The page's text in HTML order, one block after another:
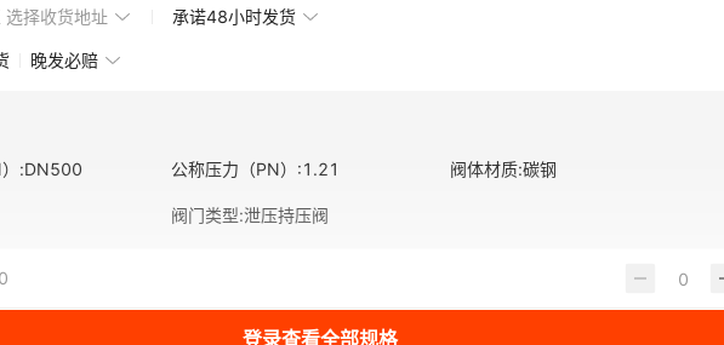
选择收货地址 承诺48小时发货
晚发必赔
:DN500 公称压力（PN） :1.21 阀体材质:碳钢
阀门类型:泄压持压阀
登录查看全部规格